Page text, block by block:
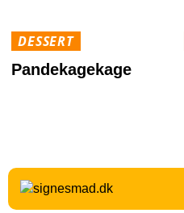
DESSERT
Pandekagekage